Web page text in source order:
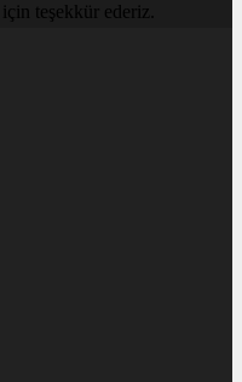
teşekkür ederiz.